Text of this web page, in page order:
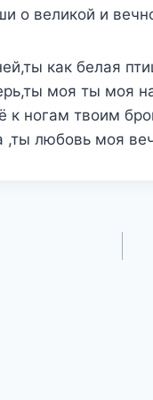
о великой и
как белая
моя ты моя
к ногам твоим
,ты любовь моя